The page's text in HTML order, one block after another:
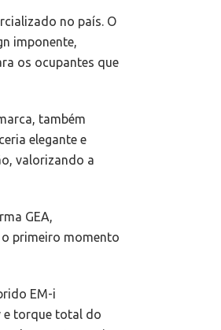
no país. O
imponente,
os ocupantes que
também
elegante e
valorizando a
GEA,
o primeiro momento
EM-i
e torque total do